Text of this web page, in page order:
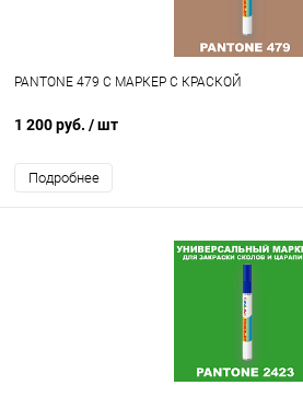
PANTONE 479 C МАРКЕР С КРАСКОЙ
1 200 руб. / шт
Подробнее